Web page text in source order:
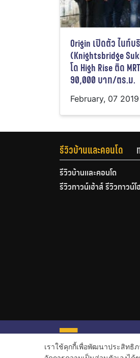
Origin เปิดตัว ไนท์
(Knightsbridge
โด High Rise ติด
90,000 บาท/ตร.ม.
February, 07 2019
รีวิวบ้านและคอนโด
รีวิวบ้านและคอนโด
รีวิวทาวน์เฮ้าส์ รีวิวทาวน์โ
เราใช้คุกกี้เพื่อพัฒนาประสิทธิ